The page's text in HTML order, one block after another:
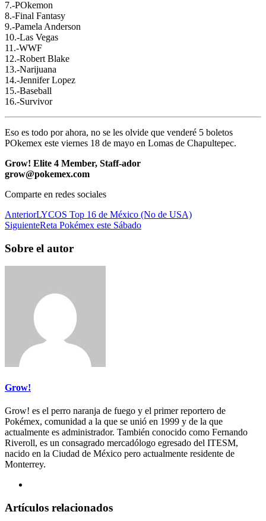
7.-POkemon
8.-Final Fantasy
9.-Pamela Anderson
10.-Las Vegas
11.-WWF
12.-Robert Blake
13.-Narijuana
14.-Jennifer Lopez
15.-Baseball
16.-Survivor
Eso es todo por ahora, no se les olvide que venderé 5 boletos
POkemex este viernes 18 de mayo en Lomas de Chapultepec.
Grow! Elite 4 Member, Staff-ador
grow@pokemex.com
Comparte en redes sociales
AnteriorLYCOS Top 16 de México (No de USA)
SiguienteReta Pokémex este Sábado
Sobre el autor
Grow!
Grow! es el perro naranja de fuego y el primer reportero de
Pokémex, comunidad a la que se unió en 1999 y de la que
actualmente es administrador. También conocido como Fernando
Riveroll, es un consagrado mercadólogo egresado del ITESM,
nacido en la Ciudad de México pero actualmente residente de
Monterrey.
Artículos relacionados